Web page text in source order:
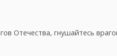
Отечества, гнушайтесь